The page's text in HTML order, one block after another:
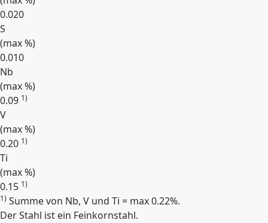
0.020
S
(max%)
0.010
Nb
(max%)
0.09 1)
V
(max%)
0.20 1)
Ti
(max%)
0.15 1)
Erweitern
1) Summe von Nb, V und Ti = max 0.22%.
Der Stahl ist ein Feinkornstahl.